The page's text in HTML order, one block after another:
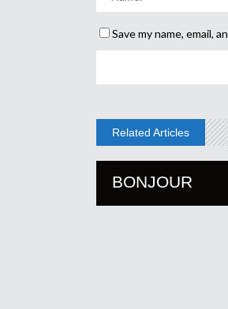
Save my name, email,
Related Articles
BONJOUR